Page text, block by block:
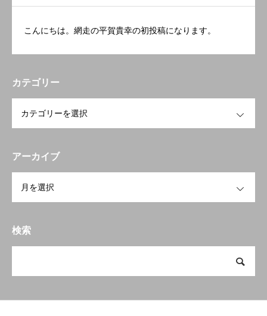
こんにちは。網走の平賀貴幸の初投稿になります。
カテゴリー
アーカイブ
検索